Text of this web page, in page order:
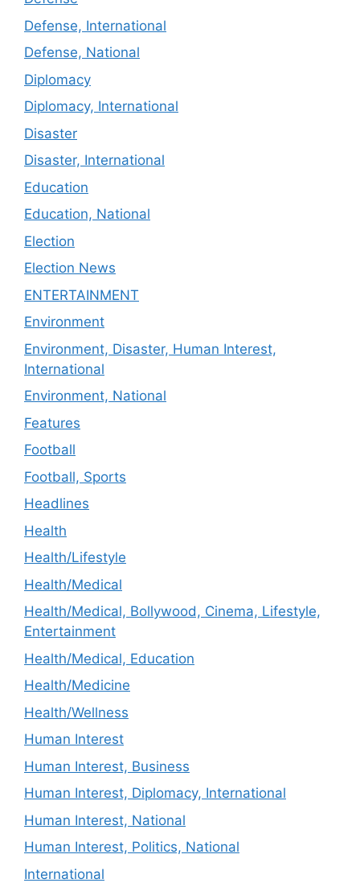
Defense, International
Defense, National
Diplomacy
Diplomacy, International
Disaster
Disaster, International
Education
Education, National
Election
Election News
ENTERTAINMENT
Environment
Environment, Disaster, Human Interest,
International
Environment, National
Features
Football
Football, Sports
Headlines
Health
Health/Lifestyle
Health/Medical
Health/Medical, Bollywood, Cinema, Lifestyle,
Entertainment
Health/Medical, Education
Health/Medicine
Health/Wellness
Human Interest
Human Interest, Business
Human Interest, Diplomacy, International
Human Interest, National
Human Interest, Politics, National
International